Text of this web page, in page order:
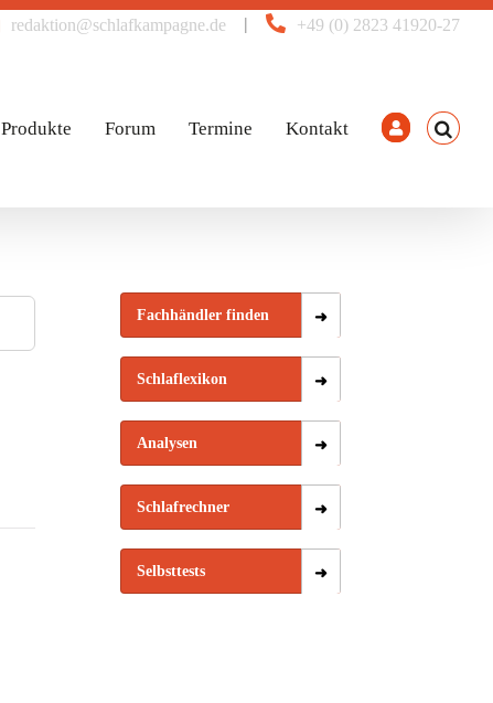
+49 (0) 2823 41920-27
|
redaktion@schlafkampagne.de
Produkte Forum Termine Kontakt
Fachhändler finden
Schlaflexikon
Analysen
Schlafrechner
Selbsttests